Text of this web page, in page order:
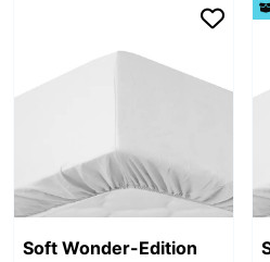
Soft Wonder-Edition